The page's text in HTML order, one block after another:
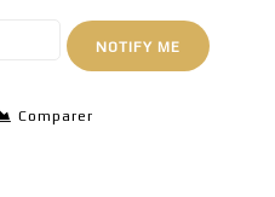
NOTIFY ME
Comparer